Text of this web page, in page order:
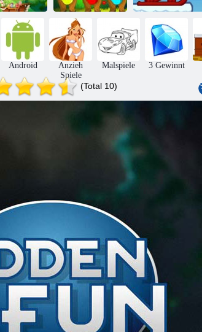
Ostern
Rette den Hund Süßer Winter
Android
Anzieh
Spiele
Malspiele 3 Gewinnt
(Total 10)